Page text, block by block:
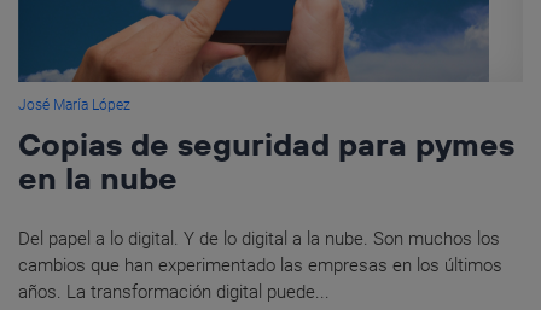
José María López
Copias de seguridad para pymes
en la nube
Del papel a lo digital. Y de lo digital a la nube. Son muchos los
cambios que han experimentado las empresas en los últimos
años. La transformación digital puede...